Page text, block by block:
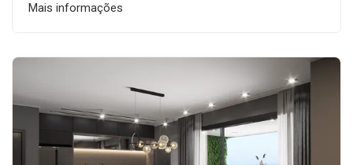
Mais informações